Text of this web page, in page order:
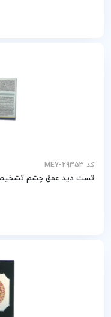
کد MEY-29353
تست دید عمق چشم